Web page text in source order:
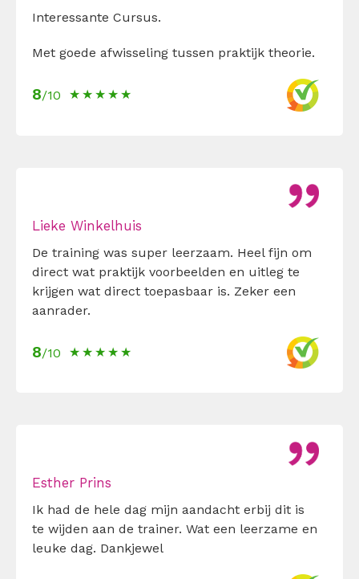
Interessante Cursus.
Met goede afwisseling tussen praktijk theorie.
8/10
Lieke Winkelhuis
De training was super leerzaam. Heel fijn om
direct wat praktijk voorbeelden en uitleg te
krijgen wat direct toepasbaar is. Zeker een
aanrader.
8/10
Esther Prins
Ik had de hele dag mijn aandacht erbij dit is
te wijden aan de trainer. Wat een leerzame en
leuke dag. Dankjewel